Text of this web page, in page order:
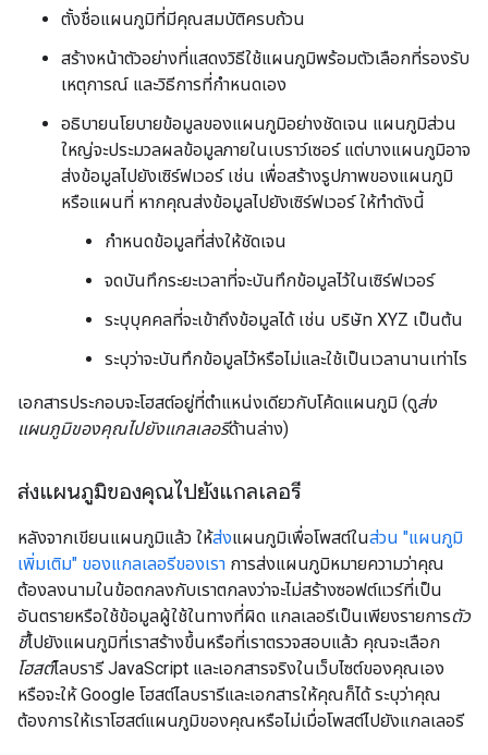
ตั้งชื่อแผนภูมิที่มีคุณสมบัติครบถ้วน
สร้างหน้าตัวอย่างที่แสดงวิธีใช้แผนภูมิพร้อมตัวเลือกที่รองรับ
เหตุการณ์ และวิธีการที่กำหนดเอง
อธิบายนโยบายข้อมูลของแผนภูมิอย่างชัดเจน แผนภูมิส่วน
ใหญ่จะประมวลผลข้อมูลภายในเบราว์เซอร์ แต่บางแผนภูมิอาจ
ส่งข้อมูลไปยังเซิร์ฟเวอร์ เช่น เพื่อสร้างรูปภาพของแผนภูมิ
หรือแผนที่ หากคุณส่งข้อมูลไปยังเซิร์ฟเวอร์ ให้ทำดังนี้
กำหนดข้อมูลที่ส่งให้ชัดเจน
จดบันทึกระยะเวลาที่จะบันทึกข้อมูลไว้ในเซิร์ฟเวอร์
ระบุบุคคลที่จะเข้าถึงข้อมูลได้ เช่น บริษัท XYZ เป็นต้น
ระบุว่าจะบันทึกข้อมูลไว้หรือไม่และใช้เป็นเวลานานเท่าไร
เอกสารประกอบจะโฮสต์อยู่ที่ตำแหน่งเดียวกับโค้ดแผนภูมิ (ดูส่ง
แผนภูมิของคุณไปยังแกลเลอรีด้านล่าง)
ส่งแผนภูมิของคุณไปยังแกลเลอรี
หลังจากเขียนแผนภูมิแล้ว ให้ส่งแผนภูมิเพื่อโพสต์ในส่วน "แผนภูมิ
เพิ่มเติม" ของแกลเลอรีของเรา การส่งแผนภูมิหมายความว่าคุณ
ต้องลงนามในข้อตกลงกับเราตกลงว่าจะไม่สร้างซอฟต์แวร์ที่เป็น
อันตรายหรือใช้ข้อมูลผู้ใช้ในทางที่ผิด แกลเลอรีเป็นเพียงรายการตัว
ชี้ไปยังแผนภูมิที่เราสร้างขึ้นหรือที่เราตรวจสอบแล้ว คุณจะเลือก
โฮสต์ไลบรารี JavaScript และเอกสารจริงในเว็บไซต์ของคุณเอง
หรือจะให้ Google โฮสต์ไลบรารีและเอกสารให้คุณก็ได้ ระบุว่าคุณ
ต้องการให้เราโฮสต์แผนภูมิของคุณหรือไม่เมื่อโพสต์ไปยังแกลเลอรี